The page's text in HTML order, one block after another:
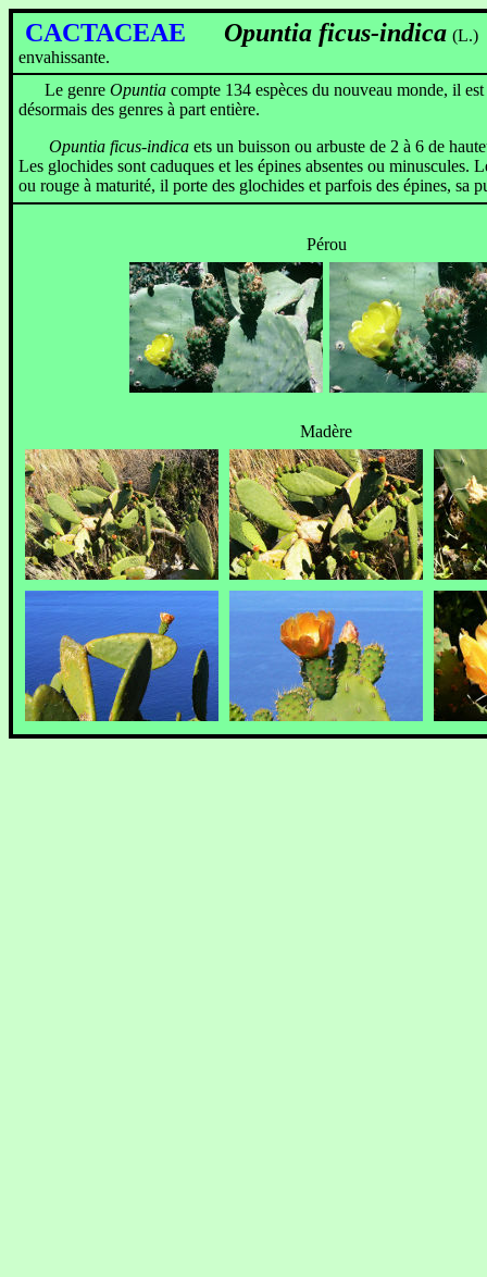
CACTACEAE Opuntia ficus-indica (L.)
envahissante.
Le genre Opuntia compte 134 espèces du nouveau monde, il
désormais des genres à part entière.
Opuntia ficus-indica ets un buisson ou arbuste de 2 à 6 de
Les glochides sont caduques et les épines absentes ou
ou rouge à maturité, il porte des glochides et parfois des épines, sa
Pérou
Madère